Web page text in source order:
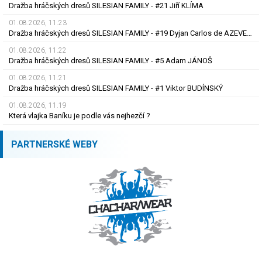
Dražba hráčských dresů SILESIAN FAMILY - #21 Jiří KLÍMA
01.08.2026, 11.23
Dražba hráčských dresů SILESIAN FAMILY - #19 Dyjan Carlos de AZEVEDO
01.08.2026, 11.22
Dražba hráčských dresů SILESIAN FAMILY - #5 Adam JÁNOŠ
01.08.2026, 11.21
Dražba hráčských dresů SILESIAN FAMILY - #1 Viktor BUDÍNSKÝ
01.08.2026, 11.19
Která vlajka Baníku je podle vás nejhezčí ?
PARTNERSKÉ WEBY